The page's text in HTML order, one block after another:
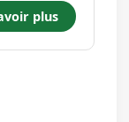
satisfaction
magasin.
plus